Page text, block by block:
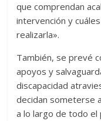
que comprendan
intervención y
realizarla».
También, se prevé
apoyos y
discapacidad
decidan someterse
a lo largo de todo el